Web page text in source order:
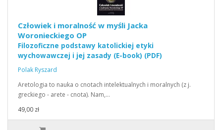
Człowiek i moralność w myśli Jacka
Woronieckiego OP
Filozoficzne podstawy katolickiej etyki
wychowawczej i jej zasady (E-book) (PDF)
Polak Ryszard
Aretologia to nauka o cnotach intelektualnych i moralnych (z j.
greckiego - arete - cnota). Nam,…
49,00 zł